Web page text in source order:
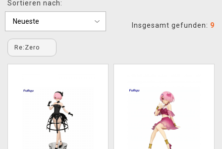
XZONE CLUB
Sortieren nach:
Insgesamt gefunden: 9
Re:Zero